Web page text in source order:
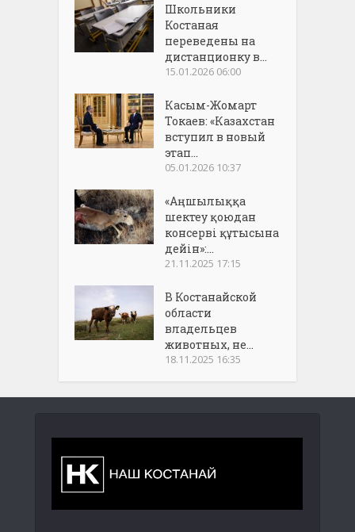
Школьники
Костаная
переведены на
дистанционку в...
15.01.2026 06:00
Касым-Жомарт
Токаев: «Казахстан
вступил в новый
этап...
05.01.2026 10:37
«Аңшылыққа
шектеу қоюдан
консерві құтысына
дейін»:...
21.11.2025 17:15
В Костанайской
области
владельцев
животных, не...
18.11.2025 16:35